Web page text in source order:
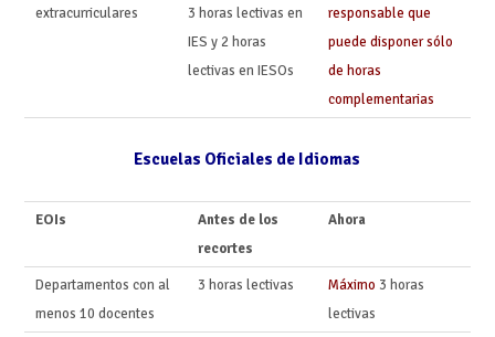
extracurriculares
3 horas lectivas en
IES y 2 horas
lectivas en IESOs
responsable que
puede disponer sólo
de horas
complementarias
Escuelas Oficiales de Idiomas
EOIs
Antes de los
recortes
Ahora
Departamentos con al
menos 10 docentes
3 horas lectivas Máximo 3 horas
lectivas